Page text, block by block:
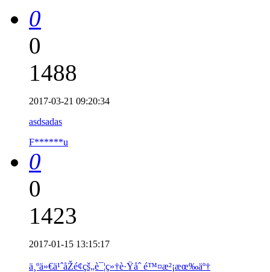
0
0
1488
2017-03-21 09:20:34
asdsadas
F******u
0
0
1423
2017-01-15 13:15:17
ä¸ºä»€ä¹ˆåŽé¢çš„è¯¦ç»†è·Ÿåˆ é™¤æ²¡æœ‰äº†